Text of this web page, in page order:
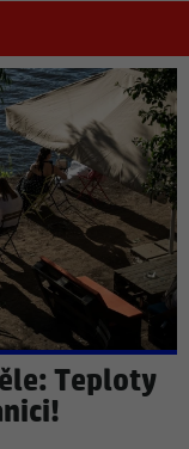
Teploty